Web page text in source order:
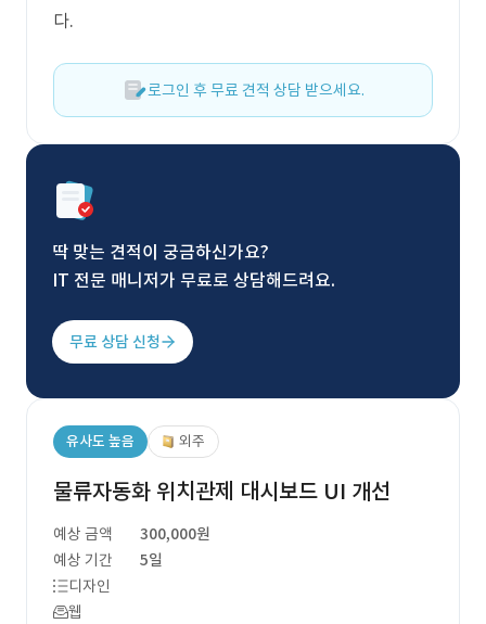
다.
로그인 후 무료 견적 상담 받으세요.
딱 맞는 견적이 궁금하신가요?
IT 전문 매니저가 무료로 상담해드려요.
무료 상담 신청
유사도 높음 외주
물류자동화 위치관제 대시보드 UI 개선
예상 금액
300,000원
예상 기간
5일
디자인
웹